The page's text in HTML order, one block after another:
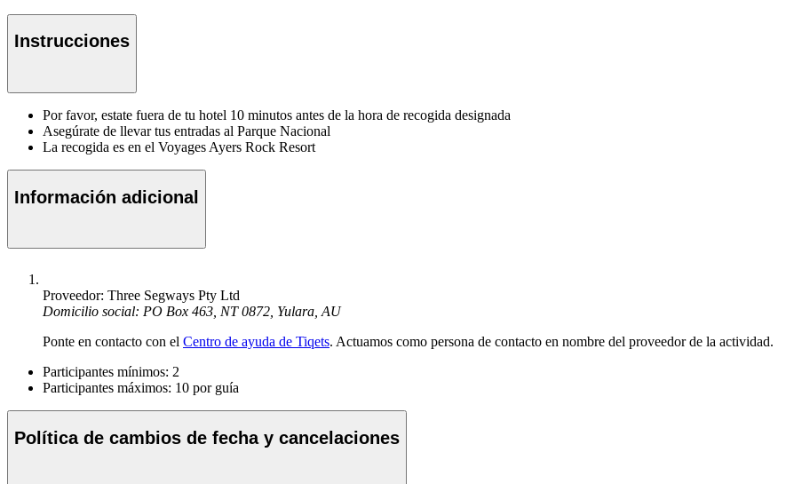
Instrucciones
Por favor, estate fuera de tu hotel 10 minutos antes de la hora de recogida designada
Asegúrate de llevar tus entradas al Parque Nacional
La recogida es en el Voyages Ayers Rock Resort
Información adicional
Proveedor: Three Segways Pty Ltd
Domicilio social: PO Box 463, NT 0872, Yulara, AU
Ponte en contacto con el Centro de ayuda de Tiqets. Actuamos como persona de contacto en nombre del proveedor de la actividad.
Participantes mínimos: 2
Participantes máximos: 10 por guía
Política de cambios de fecha y cancelaciones